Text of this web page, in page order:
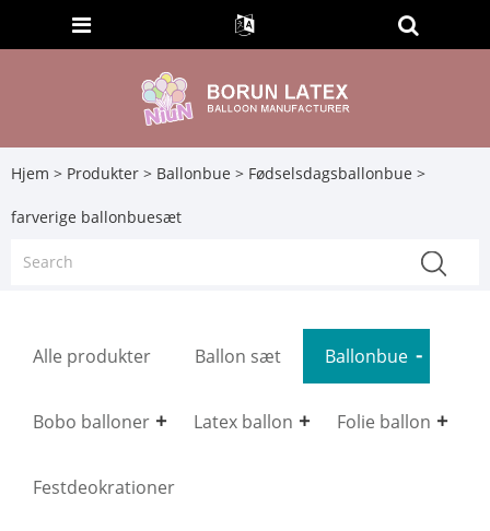
Hjem > Produkter > Ballonbue > Fødselsdagsballonbue >
farverige ballonbuesæt
Alle produkter Ballon sæt Ballonbue
Bobo balloner Latex ballon Folie ballon
Festdeokrationer